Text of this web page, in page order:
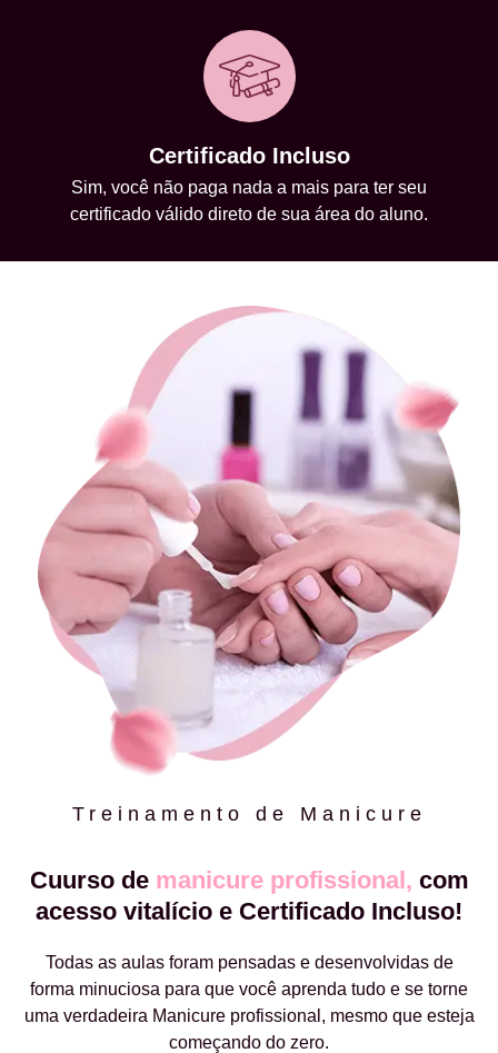
Certificado Incluso
Sim, você não paga nada a mais para ter seu
certificado válido direto de sua área do aluno.
Treinamento de Manicure
Cuurso de manicure profissional, com
acesso vitalício e Certificado Incluso!
Todas as aulas foram pensadas e desenvolvidas de
forma minuciosa para que você aprenda tudo e se torne
uma verdadeira Manicure profissional, mesmo que esteja
começando do zero.